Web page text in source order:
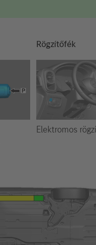
Rögzítőfék
Elektromos